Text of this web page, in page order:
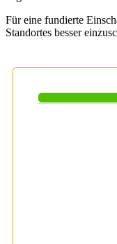
Für eine fundierte
Standortes besser